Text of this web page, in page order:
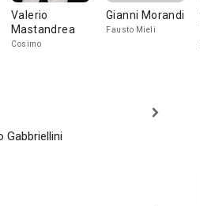
Valerio
Mastandrea
Cosimo
Gianni Morandi
Fausto Mieli
Gabbriellini